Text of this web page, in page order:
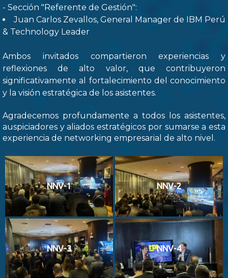
- Sección "Referente de Gestión":
Juan Carlos Zevallos, General Manager de IBM Perú
& Technology Leader
Ambos invitados compartieron experiencias y
reflexiones de alto valor, que contribuyeron
significativamente al fortalecimiento del conocimiento
y la visión estratégica de los asistentes.
Agradecemos profundamente a todos los asistentes,
auspiciadores y aliados estratégicos por sumarse a esta
experiencia de networking empresarial de alto nivel.
NNV-1 NNV-2
NNV-3 NNV-4